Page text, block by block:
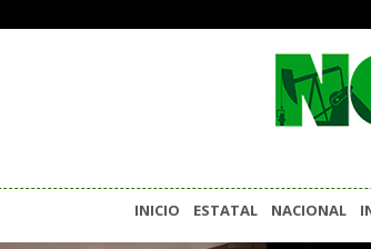
INICIO ESTATAL NACIONAL